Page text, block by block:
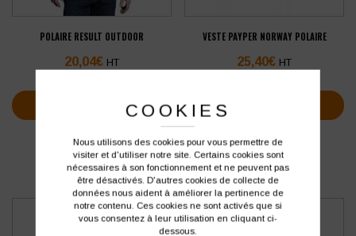
POLAIRE RESULT OUTDOOR
20,04€ HT
VOIR PLUS D'INFOS
VESTE PAYPER NORWAY POLAIRE
25,40€ HT
VOIR PLUS D'INFOS
COOKIES
Nous utilisons des cookies pour vous permettre de
visiter et d'utiliser notre site. Certains cookies sont
nécessaires à son fonctionnement et ne peuvent pas
être désactivés. D'autres cookies de collecte de
données nous aident à améliorer la pertinence de
notre contenu. Ces cookies ne sont activés que si
vous consentez à leur utilisation en cliquant ci-
dessous.